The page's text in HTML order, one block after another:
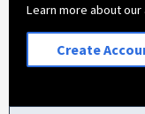
Learn more about
Create